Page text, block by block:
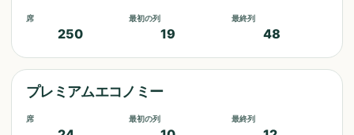
席
250
最初の列
19
最終列
48
プレミアムエコノミー
席 最初の列 最終列